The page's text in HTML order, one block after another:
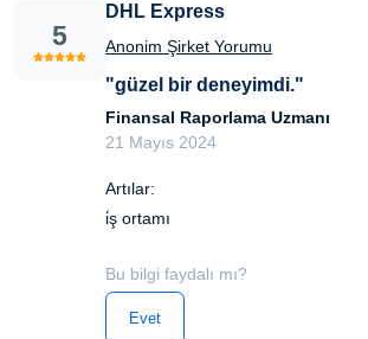
5
DHL Express
Anonim Şirket Yorumu
"güzel bir deneyimdi."
Finansal Raporlama Uzmanı
21 Mayıs 2024
Artılar:
i̇ş ortamı
Bu bilgi faydalı mı?
Evet